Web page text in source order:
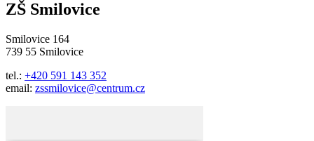
ZŠ Smilovice
Smilovice 164
739 55 Smilovice
tel.: +420 591 143 352
email: zssmilovice@centrum.cz